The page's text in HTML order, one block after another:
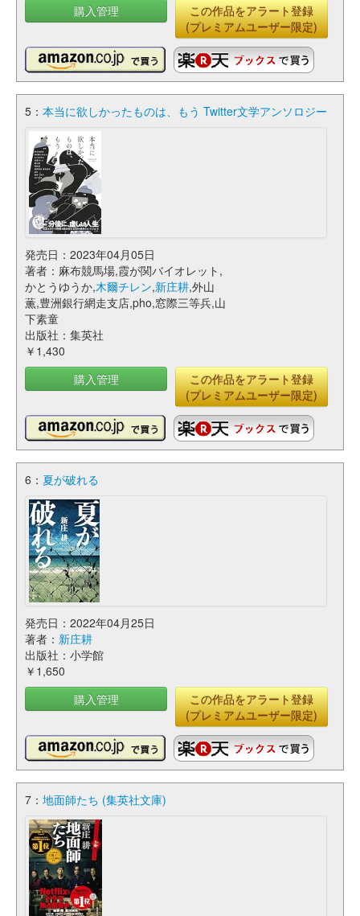
購入管理
この作品をアラート登録
(プレミアムユーザー限定)
5： 本当に欲しかったものは、もう Twitter文学アンソロジー
発売日：2023年04月05日
著者：麻布競馬場,霞が関バイオレット,
かとうゆうか,木爾チレン,新庄耕,外山
薫,豊洲銀行網走支店,pho,窓際三等兵,山
下素童
出版社：集英社
￥1,430
購入管理
この作品をアラート登録
(プレミアムユーザー限定)
6： 夏が破れる
発売日：2022年04月25日
著者： 新庄耕
出版社：小学館
￥1,650
購入管理
この作品をアラート登録
(プレミアムユーザー限定)
7： 地面師たち (集英社文庫)